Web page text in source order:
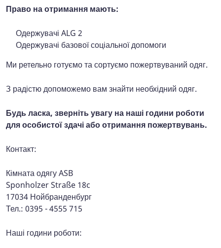
Право на отримання мають:
Одержувачі ALG 2
Одержувачі базової соціальної допомоги
Ми ретельно готуємо та сортуємо пожертвуваний одяг.
З радістю допоможемо вам знайти необхідний одяг.
Будь ласка, зверніть увагу на наші години роботи
для особистої здачі або отримання пожертвувань.
Контакт:
Кімната одягу ASB
Sponholzer Straße 18c
17034 Нойбранденбург
Тел.: 0395 - 4555 715
Наші години роботи: